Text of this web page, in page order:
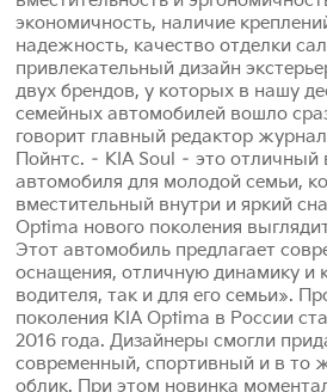
экономичность, наличие
надежность, качество отделки
привлекательный дизайн
двух брендов, у которых в нашу
семейных автомобилей вошло
говорит главный редактор
Пойнтс. – KIA Soul – это отличный
автомобиля для молодой семьи,
вместительный внутри и яркий
Optima нового поколения
Этот автомобиль предлагает
оснащения, отличную динамику и
водителя, так и для его семьи».
поколения KIA Optima в России
2016 года. Дизайнеры смогли
современный, спортивный и в то
облик. При этом новинка